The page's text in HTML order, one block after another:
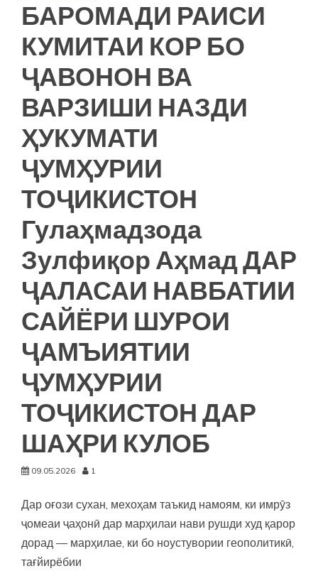
БАРОМАДИ РАИСИ
КУМИТАИ КОР БО
ҶАВОНОН ВА
ВАРЗИШИ НАЗДИ
ҲУКУМАТИ
ҶУМҲУРИИ
ТОҶИКИСТОН
Гулаҳмадзода
Зулфиқор Аҳмад ДАР
ҶАЛАСАИ НАВБАТИИ
САЙЁРИ ШУРОИ
ҶАМЪИЯТИИ
ҶУМҲУРИИ
ТОҶИКИСТОН ДАР
ШАҲРИ КУЛОБ
09.05.2026 1
Дар оғози сухан, мехоҳам таъкид намоям, ки имрӯз
ҷомеаи ҷаҳонӣ дар марҳилаи нави рушди худ қарор
дорад — марҳилае, ки бо ноустувории геополитикӣ,
тағйирёбии